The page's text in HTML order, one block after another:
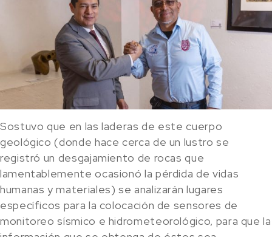
Sostuvo que en las laderas de este cuerpo
geológico (donde hace cerca de un lustro se
registró un desgajamiento de rocas que
lamentablemente ocasionó la pérdida de vidas
humanas y materiales) se analizarán lugares
específicos para la colocación de sensores de
monitoreo sísmico e hidrometeorológico, para que la